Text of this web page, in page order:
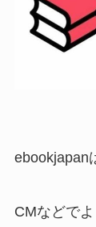
ebookjapan
CMなどで